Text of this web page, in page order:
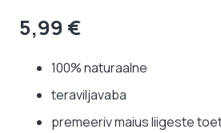
5,99 €
100% naturaalne
teraviljavaba
premeeriv maius liigeste